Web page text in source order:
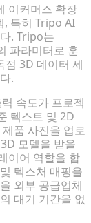
이커머스 확장
, 특히 Tripo AI
. Tripo는
파라미터로 훈
점 3D 데이터 세
.
속도가 프로젝
텍스트 및 2D
품 사진을 업로
모델을 받을
이어 역할을 합
텍스처 매핑을
외부 공급업체
대기 기간을 없